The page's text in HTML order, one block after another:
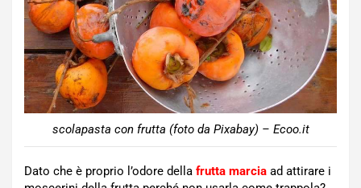
scolapasta con frutta (foto da Pixabay) – Ecoo.it
Dato che è proprio l’odore della frutta marcia ad attirare i